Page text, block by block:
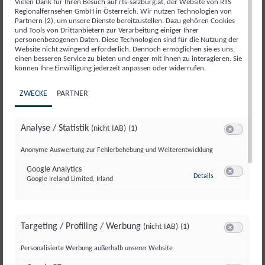
August 2026
Salzburg kompakt 06.08.2026
05. SALZBURG KOMPAKT
04.
August 2026
Begrüßung Salzburg Magazin
04.
August 2026
Festmahl für Jedermann:
04.
August 2026
Rundherum ein Hingucker:
04.
August 2026
Musiksommer St. Leonhard
begeistert mit Händel-Oratorium
04.
August 2026
Die Hanke Brothers bei
04.
August 2026
Red Bull Romaniacs: Manuel
Lettenbichler feiert 7. Gesamtsieg
04.
August 2026
Vielfalt des Radsports bei „Rad
04.
August 2026
Verabschiedung Salzburg
04.08.2026
03. SALZBURG KOMPAKT
Vielen Dank für Ihren Besuch auf rts-salzburg.at, der Website von RTS
Regionalfernsehen GmbH in Österreich. Wir nutzen Technologien von
Partnern (2), um unsere Dienste bereitzustellen. Dazu gehören Cookies
und Tools von Drittanbietern zur Verarbeitung einiger Ihrer
personenbezogenen Daten. Diese Technologien sind für die Nutzung der
Website nicht zwingend erforderlich. Dennoch ermöglichen sie es uns,
einen besseren Service zu bieten und enger mit Ihnen zu interagieren. Sie
können Ihre Einwilligung jederzeit anpassen oder widerrufen.
ZWECKE PARTNER
Analyse / Statistik (nicht IAB) (1)
Anonyme Auswertung zur Fehlerbehebung und Weiterentwicklung
Google Analytics
Google Ireland Limited, Irland Details zu Google
Targeting / Profiling / Werbung (nicht IAB) (1)
Personalisierte Werbung außerhalb unserer Website